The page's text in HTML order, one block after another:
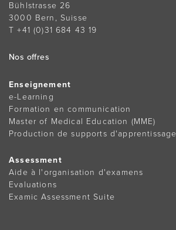
Bühlstrasse 26
3000 Bern, Suisse
T +41 (0)31 684 43 19
Nos offres
Enseignement
e-Learning
Formation en communication
Master of Medical Education (MME)
Production de supports d'apprentissage
Assessment
Aide à l'organisation d'examens
Evaluations
Examic Assessment Suite